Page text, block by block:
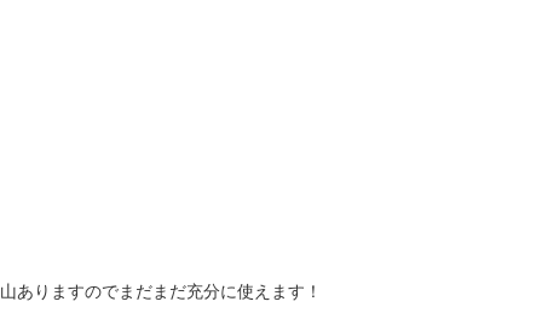
ありますのでまだまだ充分に使えます！